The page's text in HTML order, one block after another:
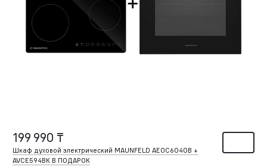
199 990 ₸
Шкаф духовой электрический MAUNFELD AEOC6040B +
AVCE594BK В ПОДАРОК